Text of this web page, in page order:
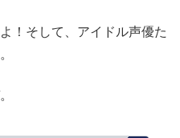
！そして、アイドル声優た